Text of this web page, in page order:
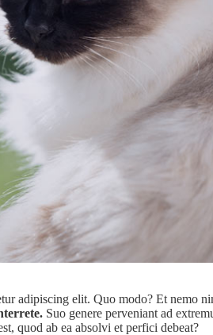
adipiscing elit. Quo modo? Et nemo
Suo genere perveniant ad
quod ab ea absolvi et perfici debeat?